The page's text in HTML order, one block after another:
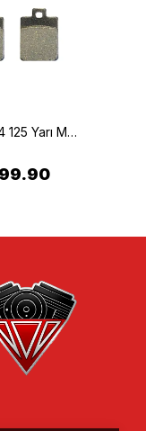
SYM Jet 14 125 Yarı Metalik Arka Fren Balatası (17/18) Braking 808SM1